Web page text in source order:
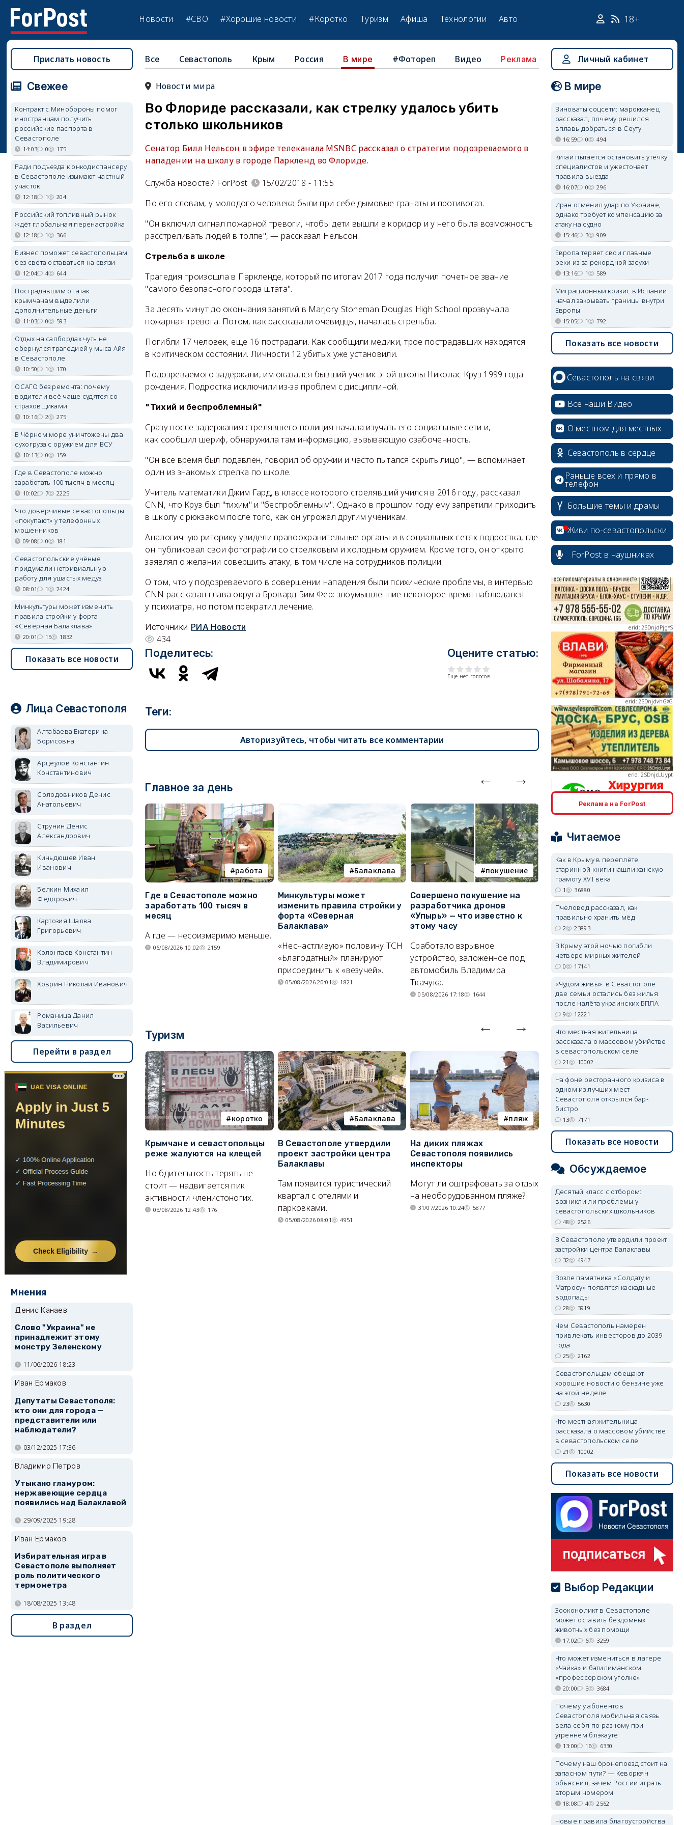
Новости #СВО #Хорошие новости #Коротко Туризм Афиша Технологии Авто 18+
Все Севастополь Крым Россия В мире #Фотореп Видео Реклама
Новости мира
Во Флориде рассказали, как стрелку удалось убить
столько школьников
Сенатор Билл Нельсон в эфире телеканала MSNBC рассказал о стратегии подозреваемого в
нападении на школу в городе Паркленд во Флориде.
Служба новостей ForPost
15/02/2018 - 11:55
По его словам, у молодого человека были при себе дымовые гранаты и противогаз.
"Он включил сигнал пожарной тревоги, чтобы дети вышли в коридор и у него была возможность
расстреливать людей в толпе", — рассказал Нельсон.
Стрельба в школе
Трагедия произошла в Паркленде, который по итогам 2017 года получил почетное звание
"самого безопасного города штата".
За десять минут до окончания занятий в Marjory Stoneman Douglas High School прозвучала
пожарная тревога. Потом, как рассказали очевидцы, началась стрельба.
Погибли 17 человек, еще 16 пострадали. Как сообщили медики, трое пострадавших находятся
в критическом состоянии. Личности 12 убитых уже установили.
Подозреваемого задержали, им оказался бывший ученик этой школы Николас Круз 1999 года
рождения. Подростка исключили из-за проблем с дисциплиной.
"Тихий и беспроблемный"
Сразу после задержания стрелявшего полиция начала изучать его социальные сети и,
как сообщил шериф, обнаружила там информацию, вызывающую озабоченность.
"Он все время был подавлен, говорил об оружии и часто пытался скрыть лицо", — вспоминает
один из знакомых стрелка по школе.
Учитель математики Джим Гард, в классе которого стрелявший учился в 2016 году, рассказал
CNN, что Круз был "тихим" и "беспроблемным". Однако в прошлом году ему запретили приходить
в школу с рюкзаком после того, как он угрожал другим ученикам.
Аналогичную риторику увидели правоохранительные органы и в социальных сетях подростка, где
он публиковал свои фотографии со стрелковым и холодным оружием. Кроме того, он открыто
заявлял о желании совершить атаку, в том числе на сотрудников полиции.
О том, что у подозреваемого в совершении нападения были психические проблемы, в интервью
CNN рассказал глава округа Бровард Бим Фер: злоумышленние некоторое время наблюдался
у психиатра, но потом прекратил лечение.
Источники РИА Новости
434
Поделитесь: Оцените статью:
Еще нет голосов
Теги:
Авторизуйтесь, чтобы читать все комментарии
Главное за день
работа
Где в Севастополе можно
заработать 100 тысяч в
месяц
А где — несоизмеримо меньше.
06/08/2026 10:02 2159
Балаклава
Минкультуры может
изменить правила стройки у
форта «Северная
Балаклава»
«Несчастливую» половину ТСН
«Благодатный» планируют
присоединить к «везучей».
05/08/2026 20:01 1821
покушение
Совершено покушение на
разработчика дронов
«Упырь» — что известно к
этому часу
Сработало взрывное
устройство, заложенное под
автомобиль Владимира
Ткачука.
05/08/2026 17:18 1644
армия
Путин провёл крупнейшие
кадровые перестановки в
руководстве Вооружённых
Сил
Сменились командующие
группировками, глава тыла и
руководитель нового рода
войск.
05/08/2026 14:54 1401
Туризм
коротко
Крымчане и севастопольцы
реже жалуются на клещей
Но бдительность терять не
стоит — надвигается пик
активности членистоногих.
05/08/2026 12:43 176
Балаклава
В Севастополе утвердили
проект застройки центра
Балаклавы
Там появится туристический
квартал с отелями и
парковками.
05/08/2026 08:01 4951
пляж
На диких пляжах
Севастополя появились
инспекторы
Могут ли оштрафовать за отдых
на необорудованном пляже?
31/07/2026 10:24 5877
Двух москвичей на
сапбордах унесло от берега
Крыма на километр в море
вернули туристов обратно на
сушу.
29/07/2026 17:03
Прислать новость
Свежее
Контракт с Минобороны помог
иностранцам получить
российские паспорта в
Севастополе
14:03 0 175
Ради подъезда к онкодиспансеру
в Севастополе изымают частный
участок
12:18 1 204
Российский топливный рынок
ждёт глобальная перенастройка
12:18 1 366
Бизнес поможет севастопольцам
без света оставаться на связи
12:04 4 644
Пострадавшим от атак
крымчанам выделили
дополнительные деньги
11:03 0 593
Отдых на сапбордах чуть не
обернулся трагедией у мыса Айя
в Севастополе
10:50 1 170
ОСАГО без ремонта: почему
водители всё чаще судятся со
страховщиками
10:16 2 275
В Чёрном море уничтожены два
сухогруза с оружием для ВСУ
10:13 0 159
Где в Севастополе можно
заработать 100 тысяч в месяц
10:02 7 2225
Что доверчивые севастопольцы
«покупают» у телефонных
мошенников
09:08 0 181
Севастопольские учёные
придумали нетривиальную
работу для ушастых медуз
08:01 1 2424
Минкультуры может изменить
правила стройки у форта
«Северная Балаклава»
20:01 15 1832
Показать все новости
Лица Севастополя
Алтабаева Екатерина
Борисовна
Арцеулов Константин
Константинович
Солодовников Денис
Анатольевич
Струнин Денис
Александрович
Киньдюшев Иван
Иванович
Белкин Михаил
Федорович
Картозия Шалва
Григорьевич
Колонтаев Константин
Владимирович
Ховрин Николай Иванович
Романица Данил
Васильевич
Перейти в раздел
Мнения
Денис Канаев
Слово "Украина" не
принадлежит этому
монстру Зеленскому
11/06/2026 18:23
Иван Ермаков
Депутаты Севастополя:
кто они для города —
представители или
наблюдатели?
03/12/2025 17:36
Владимир Петров
Утыкано гламуром:
нержавеющие сердца
появились над Балаклавой
29/09/2025 19:28
Иван Ермаков
Избирательная игра в
Севастополе выполняет
роль политического
термометра
18/08/2025 13:48
В раздел
Личный кабинет
В мире
Виноваты соцсети: марокканец
рассказал, почему решился
вплавь добраться в Сеуту
16:59 0 494
Китай пытается остановить утечку
специалистов и ужесточает
правила выезда
16:07 0 296
Иран отменил удар по Украине,
однако требует компенсацию за
атаку на судно
15:46 3 909
Европа теряет свои главные
реки из-за рекордной засухи
13:16 1 589
Миграционный кризис в Испании
начал закрывать границы внутри
Европы
15:05 1 792
Показать все новости
Севастополь на связи
Все наши Видео
О местном для местных
Севастополь в сердце
Раньше всех и прямо в
телефон
Большие темы и драмы
Живи по-севастопольски
ForPost в наушниках
erid: 2SDnjcrDNw6
erid: 2SDnjdPjgYS
erid: 2SDnjdvhGXG
erid: 2SDnjcLUypt
erid: 2SDnjcrDNw6
Реклама на ForPost
Читаемое
Как в Крыму в переплёте
старинной книги нашли ханскую
грамоту XVI века
1 36880
Пчеловод рассказал, как
правильно хранить мёд
2 23893
В Крыму этой ночью погибли
четверо мирных жителей
0 17141
«Чудом живы»: в Севастополе
две семьи остались без жилья
после налёта украинских БПЛА
9 12221
Что местная жительница
рассказала о массовом убийстве
в севастопольском селе
21 10002
На фоне ресторанного кризиса в
одном из лучших мест
Севастополя открылся бар-
бистро
13 7171
Показать все новости
Обсуждаемое
Десятый класс с отбором:
возникли ли проблемы у
севастопольских школьников
48 2526
В Севастополе утвердили проект
застройки центра Балаклавы
32 4947
Возле памятника «Солдату и
Матросу» появятся каскадные
водопады
28 3919
Чем Севастополь намерен
привлекать инвесторов до 2039
года
25 2162
Севастопольцам обещают
хорошие новости о бензине уже
на этой неделе
23 5630
Что местная жительница
рассказала о массовом убийстве
в севастопольском селе
21 10002
Показать все новости
Выбор Редакции
Зооконфликт в Севастополе
может оставить бездомных
животных без помощи
17:02 6 3259
Что может измениться в лагере
«Чайка» и батилиманском
«профессорском уголке»
20:00 5 3684
Почему у абонентов
Севастополя мобильная связь
вела себя по-разному при
утреннем блэкауте
13:00 16 6330
Почему наш бронепоезд стоит на
запасном пути? — Кеворкян
объяснил, зачем России играть
вторым номером
18:08 4 2562
Новые правила благоустройства